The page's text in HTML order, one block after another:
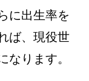
に出生率を
ば、現役世
なります。